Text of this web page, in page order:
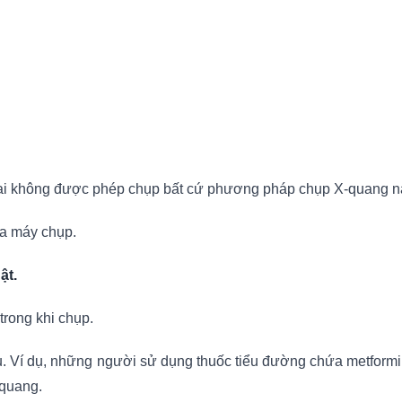
không được phép chụp bất cứ phương pháp chụp X-quang
máy chụp.
khi chụp.
Ví dụ, những người sử dụng thuốc tiểu đường chứa